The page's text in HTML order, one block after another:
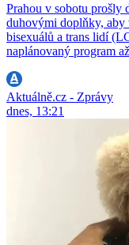
Prahou v sobotu prošly
duhovými doplňky, aby
bisexuálů a trans lidí
naplánovaný program
Aktuálně.cz - Zprávy
dnes, 13:21